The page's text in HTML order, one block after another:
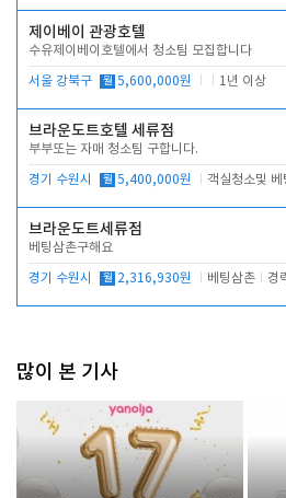
제이베이 관광호텔
수유제이베이호텔에서 청소팀 모집합니다
서울 강북구 월 5,600,000원 1년 이상
브라운도트호텔 세류점
부부또는 자매 청소팀 구합니다.
경기 수원시 월 5,400,000원 객실청소및 베
브라운도트세류점
베팅삼촌구해요
경기 수원시 월 2,316,930원 베팅삼촌 경
많이 본 기사